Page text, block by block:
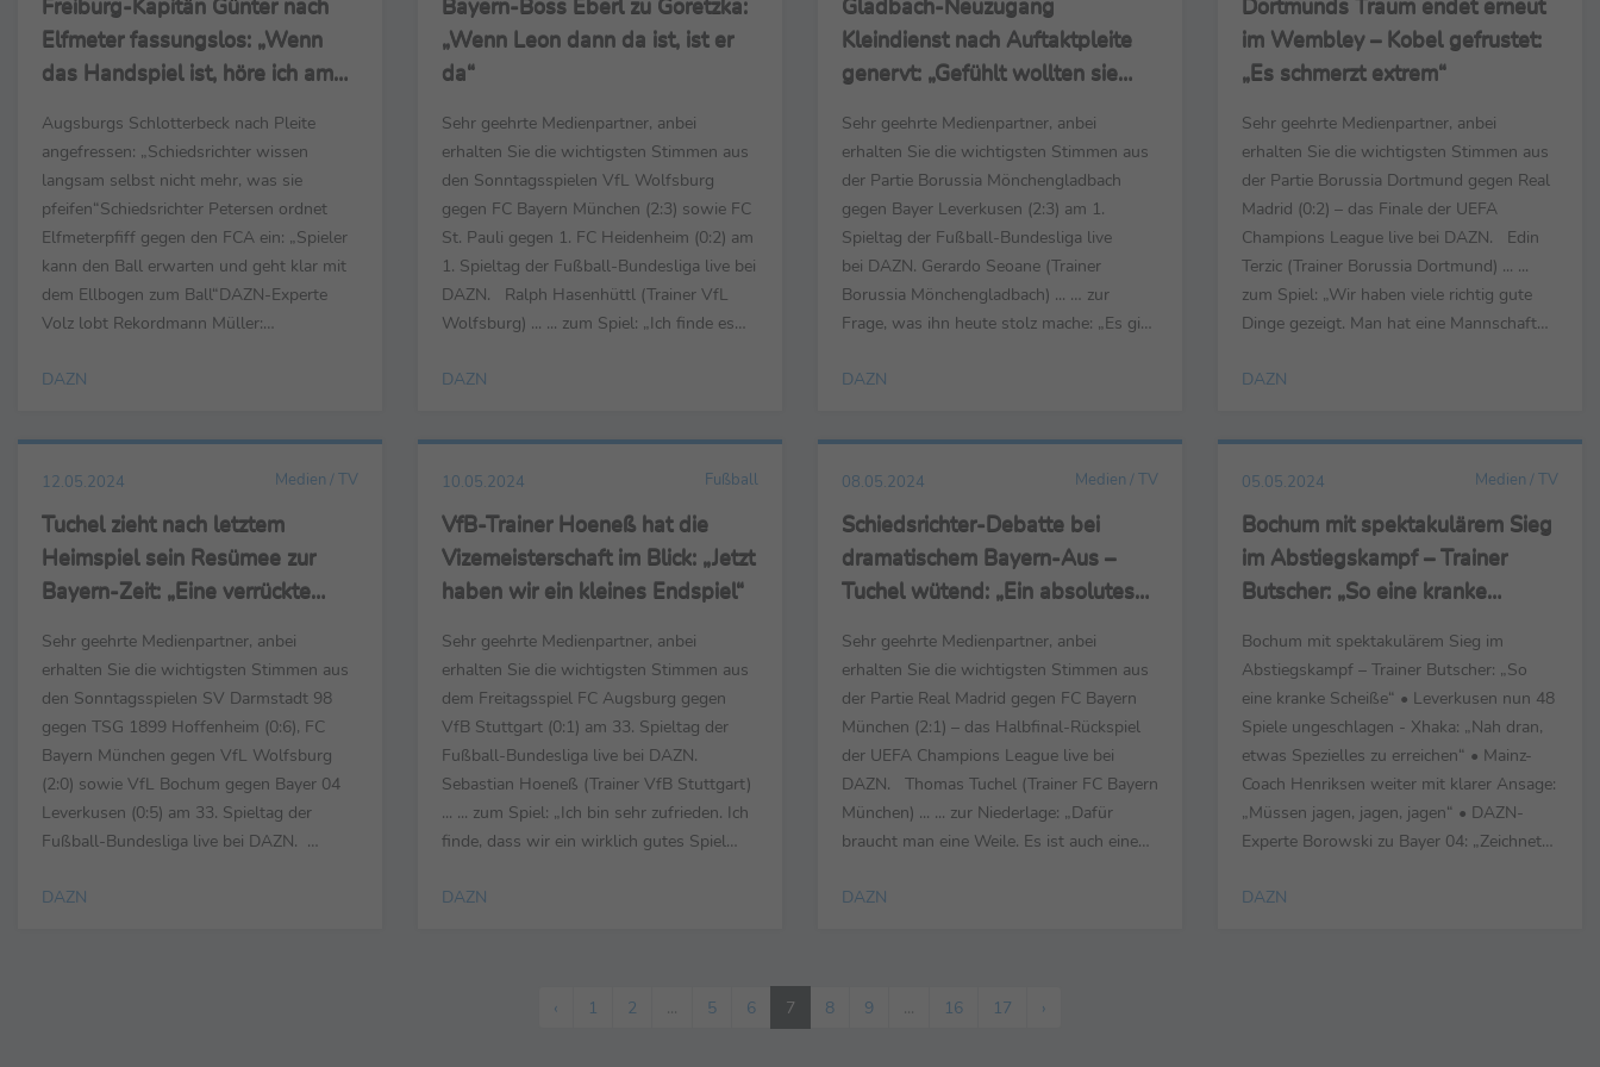
Freiburg-Kapitän Günter nach
Elfmeter fassungslos: „Wenn
das Handspiel ist, höre ich am
Augsburgs Schlotterbeck nach Pleite
angefressen: „Schiedsrichter wissen
langsam selbst nicht mehr, was sie
pfeifen“Schiedsrichter Petersen ordnet
Elfmeterpfiff gegen den FCA ein: „Spieler
kann den Ball erwarten und geht klar mit
dem Ellbogen zum Ball“ DAZN-Experte
Volz lobt Rekordmann Müller:
herausragenden Spieler“ Sehr geehrte
wichtigsten Stimmen aus den Partien FC
(2:0...
DAZN
Bayern-Boss Eberl zu Goretzka:
„Wenn Leon dann da ist, ist er
da“
Sehr geehrte Medienpartner, anbei
erhalten Sie die wichtigsten Stimmen aus
den Sonntagsspielen VfL Wolfsburg
gegen FC Bayern München (2:3) sowie FC
St. Pauli gegen 1. FC Heidenheim (0:2) am
1. Spieltag der Fußball-Bundesliga live bei
DAZN. Ralph Hasenhüttl (Trainer VfL
Wolfsburg) ... ... zum Spiel: „Ich finde es
München so ein Spiel macht. Da überwiegt
hier geleistet haben – speziell in der
DAZN
Gladbach-Neuzugang
Kleindienst nach Auftaktpleite
genervt: „Gefühlt wollten sie
Sehr geehrte Medienpartner, anbei
erhalten Sie die wichtigsten Stimmen aus
der Partie Borussia Mönchengladbach
gegen Bayer Leverkusen (2:3) am 1.
Spieltag der Fußball-Bundesliga live
bei DAZN. Gerardo Seoane (Trainer
Borussia Mönchengladbach) ... … zur
Frage, was ihn heute stolz mache: „Es gibt
einfach bitter, dass wir mit null Punkten
erstes die unglaubliche Kulisse und
DAZN
Dortmunds Traum endet erneut
im Wembley – Kobel gefrustet:
„Es schmerzt extrem“
Sehr geehrte Medienpartner, anbei
erhalten Sie die wichtigsten Stimmen aus
der Partie Borussia Dortmund gegen Real
Madrid (0:2) – das Finale der UEFA
Champions League live bei DAZN. Edin
Terzic (Trainer Borussia Dortmund) ... ...
zum Spiel: „Wir haben viele richtig gute
Dinge gezeigt. Man hat eine Mannschaft
investiert hat, dieses Spiel zu gewinnen.
es ist dennoch schmerzhaft, da man das
DAZN
12.05.2024 Medien / TV
Tuchel zieht nach letztem
Heimspiel sein Resümee zur
Bayern-Zeit: „Eine verrückte
hat“
Sehr geehrte Medienpartner, anbei
erhalten Sie die wichtigsten Stimmen aus
den Sonntagsspielen SV Darmstadt 98
gegen TSG 1899 Hoffenheim (0:6), FC
Bayern München gegen VfL Wolfsburg
(2:0) sowie VfL Bochum gegen Bayer 04
Leverkusen (0:5) am 33. Spieltag der
Fußball-Bundesliga live bei DAZN.
München) ... ... zum Spiel: „Wir waren in
DAZN
10.05.2024 Fußball
VfB-Trainer Hoeneß hat die
Vizemeisterschaft im Blick: „Jetzt
haben wir ein kleines Endspiel“
Sehr geehrte Medienpartner, anbei
erhalten Sie die wichtigsten Stimmen aus
dem Freitagsspiel FC Augsburg gegen
VfB Stuttgart (0:1) am 33. Spieltag der
Fußball-Bundesliga live bei DAZN.
Sebastian Hoeneß (Trainer VfB Stuttgart)
... ... zum Spiel: „Ich bin sehr zufrieden. Ich
finde, dass wir ein wirklich gutes Spiel
vorgenommen hatten, nämlich das Spiel
DAZN
08.05.2024 Medien / TV
Schiedsrichter-Debatte bei
dramatischem Bayern-Aus –
Tuchel wütend: „Ein absolutes
Sehr geehrte Medienpartner, anbei
erhalten Sie die wichtigsten Stimmen aus
der Partie Real Madrid gegen FC Bayern
München (2:1) – das Halbfinal-Rückspiel
der UEFA Champions League live bei
DAZN. Thomas Tuchel (Trainer FC Bayern
München) ... ... zur Niederlage: „Dafür
braucht man eine Weile. Es ist auch eine
gelassen haben. Das ist auch Teil der
DAZN
05.05.2024 Medien / TV
Bochum mit spektakulärem Sieg
im Abstiegskampf – Trainer
Butscher: „So eine kranke
Bochum mit spektakulärem Sieg im
Abstiegskampf – Trainer Butscher: „So
eine kranke Scheiße“ • Leverkusen nun 48
Spiele ungeschlagen - Xhaka: „Nah dran,
etwas Spezielles zu erreichen“ • Mainz-
Coach Henriksen weiter mit klarer Ansage:
„Müssen jagen, jagen, jagen“ • DAZN-
Experte Borowski zu Bayer 04: „Zeichnet
Berlin/München, 05.05.2024 - Sehr
DAZN
‹ 1 2 ... 5 6 7 8 9 ... 16 17 ›